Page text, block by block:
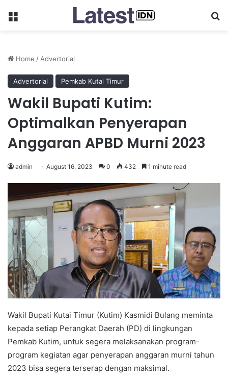
Menu
Home /Advertorial
Advertorial Pemkab Kutai Timur
Wakil Bupati Kutim:
Optimalkan Penyerapan
Anggaran APBD Murni 2023
admin August 16, 2023 0 432 1 minute read
Wakil Bupati Kutai Timur (Kutim) Kasmidi Bulang meminta
kepada setiap Perangkat Daerah (PD) di lingkungan
Pemkab Kutim, untuk segera melaksanakan program-
program kegiatan agar penyerapan anggaran murni tahun
2023 bisa segera terserap dengan maksimal.